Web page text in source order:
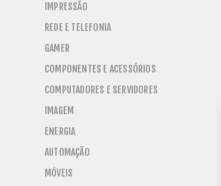
IMPRESSÃO
REDE E TELEFONIA
GAMER
COMPONENTES E ACESSÓRIOS
COMPUTADORES E SERVIDORES
IMAGEM
ENERGIA
AUTOMAÇÃO
MÓVEIS